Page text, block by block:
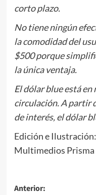
corto plazo.
No tiene ningún
la comodidad del
$500 porque
la única ventaja.
El dólar blue está
circulación. A partir
de interés, el dólar
Edición e Ilustración:
Multimedios Prisma
Navegación
Anterior: